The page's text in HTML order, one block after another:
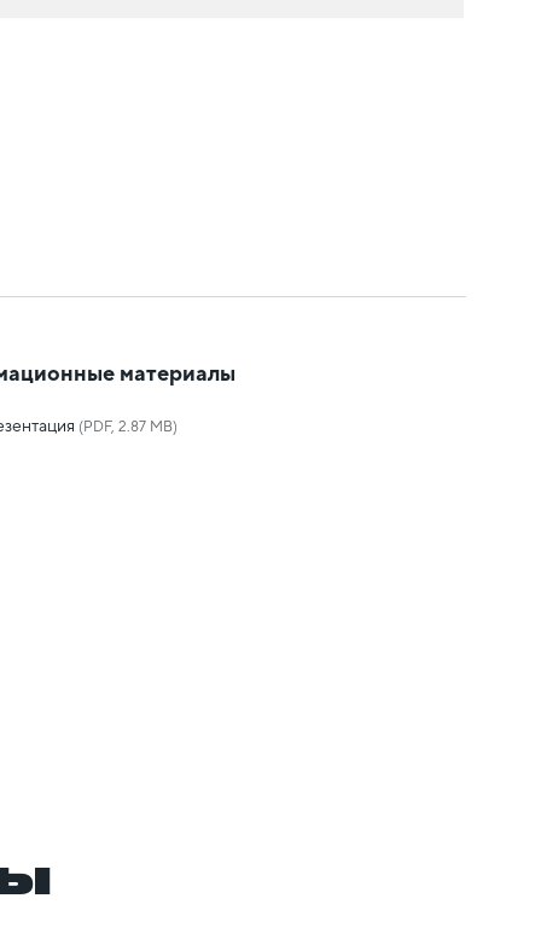
материалы
(PDF, 2.87 MB)